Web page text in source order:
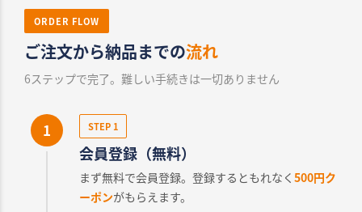
ORDER FLOW
ご注文から納品までの流れ
6ステップで完了。難しい手続きは一切ありません
1 STEP 1
会員登録（無料）
まず無料で会員登録。登録するともれなく500円ク
ーポンがもらえます。